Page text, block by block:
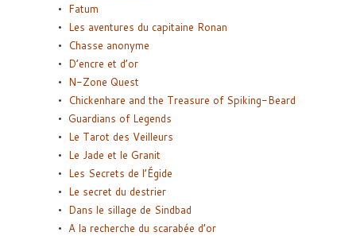
Fatum
Les aventures du capitaine Ronan
Chasse anonyme
D’encre et d’or
N-Zone Quest
Chickenhare and the Treasure of Spiking-Beard
Guardians of Legends
Le Tarot des Veilleurs
Le Jade et le Granit
Les Secrets de l’Égide
Le secret du destrier
Dans le sillage de Sindbad
A la recherche du scarabée d’or